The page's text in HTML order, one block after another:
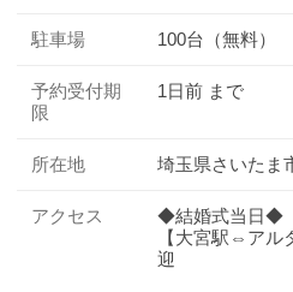
駐車場 100台（無料）
予約受付期
限
1日前 まで
所在地 埼玉県さいたま
アクセス
◆結婚式当日◆
【大宮駅⇔アル
迎